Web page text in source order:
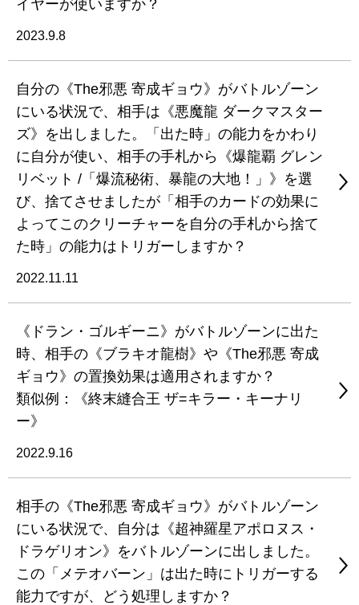
イヤーが使いますか？
2023.9.8
自分の《The邪悪 寄成ギョウ》がバトルゾーン
にいる状況で、相手は《悪魔龍 ダークマスター
ズ》を出しました。「出た時」の能力をかわり
に自分が使い、相手の手札から《爆龍覇 グレン
リベット /「爆流秘術、暴龍の大地！」》を選
び、捨てさせましたが「相手のカードの効果に
よってこのクリーチャーを自分の手札から捨て
た時」の能力はトリガーしますか？
2022.11.11
《ドラン・ゴルギーニ》がバトルゾーンに出た
時、相手の《ブラキオ龍樹》や《The邪悪 寄成
ギョウ》の置換効果は適用されますか？
類似例：《終末縫合王 ザ=キラー・キーナリ
ー》
2022.9.16
相手の《The邪悪 寄成ギョウ》がバトルゾーン
にいる状況で、自分は《超神羅星アポロヌス・
ドラゲリオン》をバトルゾーンに出しました。
この「メテオバーン」は出た時にトリガーする
能力ですが、どう処理しますか？